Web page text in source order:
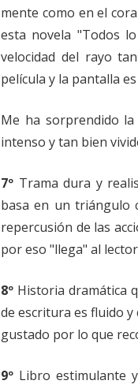
mente como en el
esta novela "Todos
velocidad del rayo
película y la pantalla
Me ha sorprendido
intenso y tan bien
7º Trama dura y
basa en un triángulo
repercusión de las
por eso "llega" al
8º Historia dramática
de escritura es fluido
gustado por lo que
9º Libro estimulante